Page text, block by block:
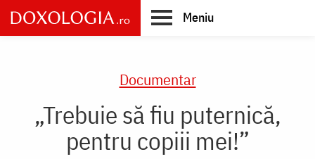
Skip
to
main
Meniu
Documentar
„Trebuie să fiu puternică,
pentru copiii mei!”